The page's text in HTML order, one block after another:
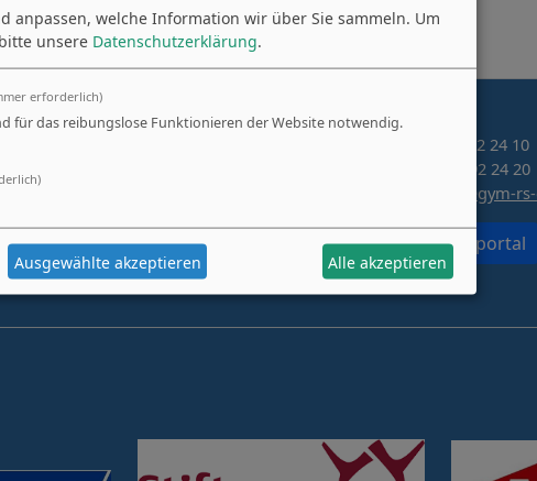
Ottobeuren
Tel. 0 83 32 / 92 24 10
Fax 0 83 32 / 92 24 20
schulleitung@gym-
zum Elternportal
anpassen, welche Information wir über Sie sammeln. Um
unsere Datenschutzerklärung.
erforderlich)
für das reibungslose Funktionieren der Website notwendig.
Ausgewählte akzeptieren Alle akzeptieren